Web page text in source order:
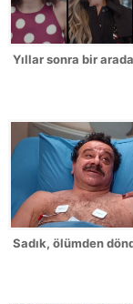
Yıllar sonra bir
Sadık, ölümden